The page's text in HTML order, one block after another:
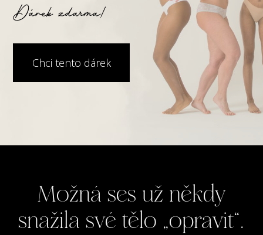
Dárek zdarma!
Chci tento dárek
Možná ses už někdy
snažila své tělo „opravit“.